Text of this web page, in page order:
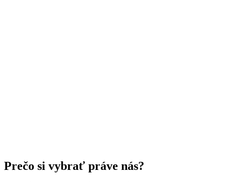
Prečo si vybrať práve nás?